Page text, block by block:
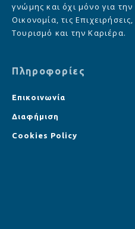
γνώμης και όχι μόνο για την
Οικονομία, τις
Τουρισμό και την Καριέρα.
Πληροφορίες
Επικοινωνία
Διαφήμιση
Cookies Policy